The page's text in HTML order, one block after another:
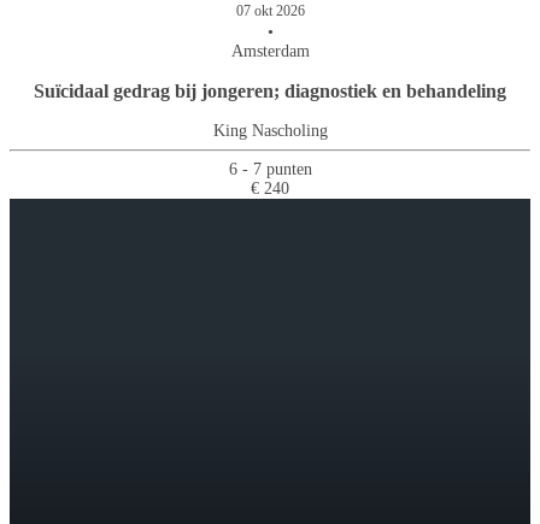
07 okt 2026
•
Amsterdam
Suïcidaal gedrag bij jongeren; diagnostiek en behandeling
King Nascholing
6 - 7 punten
€ 240